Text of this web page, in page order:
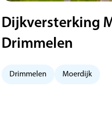
Dijkversterking
Drimmelen
Drimmelen Moerdijk